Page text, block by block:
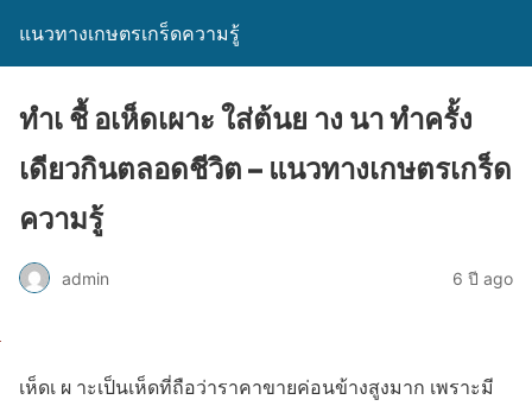
แนวทางเกษตรเกร็ดความรู้
ทำเ ชื้ อเห็ดเผาะ ใส่ต้นย าง นา ทำครั้ง
เดียวกินตลอดชีวิต – แนวทางเกษตรเกร็ด
ความรู้
admin 6 ปี ago
เห็ดเ ผ าะเป็นเห็ดที่ถือว่าราคาขายค่อนข้างสูงมาก เพราะมี